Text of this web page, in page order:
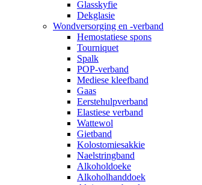
Glasskyfie
Dekglasie
Wondversorging en -verband
Hemostatiese spons
Tourniquet
Spalk
POP-verband
Mediese kleefband
Gaas
Eerstehulpverband
Elastiese verband
Wattewol
Gietband
Kolostomiesakkie
Naelstringband
Alkoholdoeke
Alkoholhanddoek